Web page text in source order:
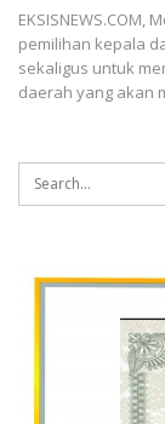
pemilihan kepala
sekaligus untuk
daerah yang akan